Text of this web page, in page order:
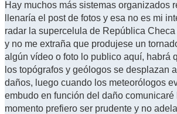
Hay muchos más sistemas organizados
llenaría el post de fotos y esa no es mi
radar la supercelula de República
y no me extraña que produjese un
algún vídeo o foto lo publico aquí, habrá
los topógrafos y geólogos se desplazan
daños, luego cuando los meteorólogos
embudo en función del daño
momento prefiero ser prudente y no